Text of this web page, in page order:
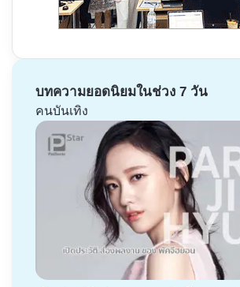
บทความยอดนิยมในช่วง 7 วัน
คนบันเทิง